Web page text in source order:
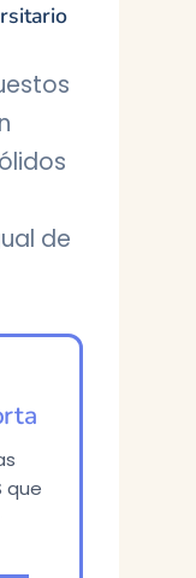
de
que